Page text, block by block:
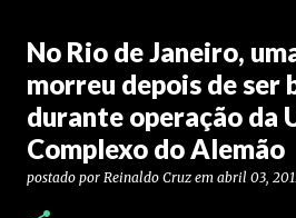
No Rio de Janeiro,
morreu depois de ser
durante operação da
Complexo do Alemão
postado por Reinaldo Cruz em abril 03,